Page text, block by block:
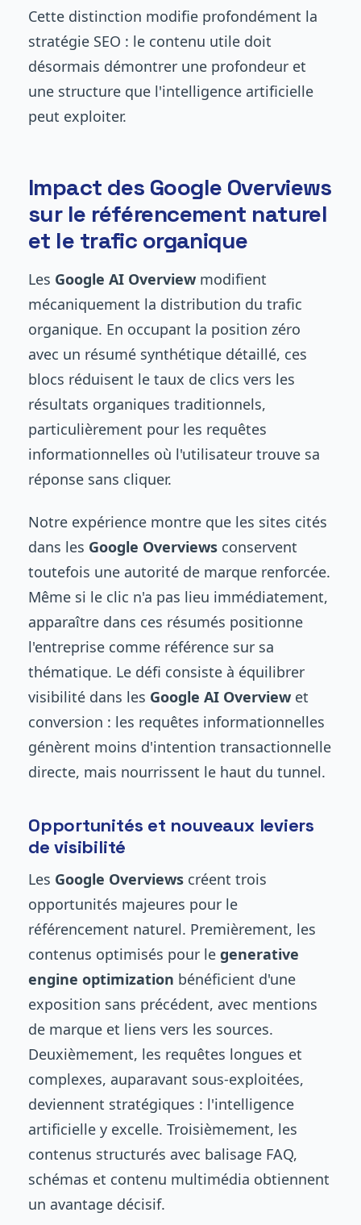
Cette distinction modifie profondément la
stratégie SEO : le contenu utile doit
désormais démontrer une profondeur et
une structure que l'intelligence artificielle
peut exploiter.
Impact des Google Overviews
sur le référencement naturel
et le trafic organique
Les Google AI Overview modifient
mécaniquement la distribution du trafic
organique. En occupant la position zéro
avec un résumé synthétique détaillé, ces
blocs réduisent le taux de clics vers les
résultats organiques traditionnels,
particulièrement pour les requêtes
informationnelles où l'utilisateur trouve sa
réponse sans cliquer.
Notre expérience montre que les sites cités
dans les Google Overviews conservent
toutefois une autorité de marque renforcée.
Même si le clic n'a pas lieu immédiatement,
apparaître dans ces résumés positionne
l'entreprise comme référence sur sa
thématique. Le défi consiste à équilibrer
visibilité dans les Google AI Overview et
conversion : les requêtes informationnelles
génèrent moins d'intention transactionnelle
directe, mais nourrissent le haut du tunnel.
Opportunités et nouveaux leviers
de visibilité
Les Google Overviews créent trois
opportunités majeures pour le
référencement naturel. Premièrement, les
contenus optimisés pour le generative
engine optimization bénéficient d'une
exposition sans précédent, avec mentions
de marque et liens vers les sources.
Deuxièmement, les requêtes longues et
complexes, auparavant sous-exploitées,
deviennent stratégiques : l'intelligence
artificielle y excelle. Troisièmement, les
contenus structurés avec balisage FAQ,
schémas et contenu multimédia obtiennent
un avantage décisif.